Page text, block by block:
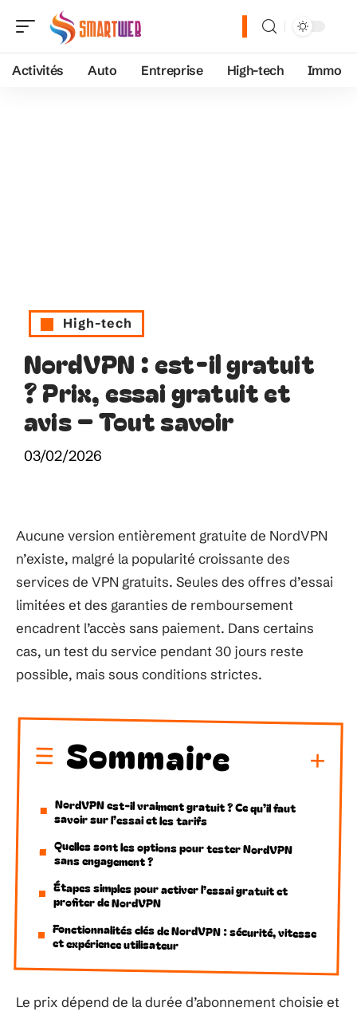
Activités Auto Entreprise High-tech Immo
High-tech
NordVPN : est-il gratuit
? Prix, essai gratuit et
avis – Tout savoir
03/02/2026
Aucune version entièrement gratuite de NordVPN
n’existe, malgré la popularité croissante des
services de VPN gratuits. Seules des offres d’essai
limitées et des garanties de remboursement
encadrent l’accès sans paiement. Dans certains
cas, un test du service pendant 30 jours reste
possible, mais sous conditions strictes.
Sommaire
NordVPN est-il vraiment gratuit ? Ce qu’il faut
savoir sur l’essai et les tarifs
Quelles sont les options pour tester NordVPN
sans engagement ?
Étapes simples pour activer l’essai gratuit et
profiter de NordVPN
Fonctionnalités clés de NordVPN : sécurité, vitesse
et expérience utilisateur
Le prix dépend de la durée d’abonnement choisie et